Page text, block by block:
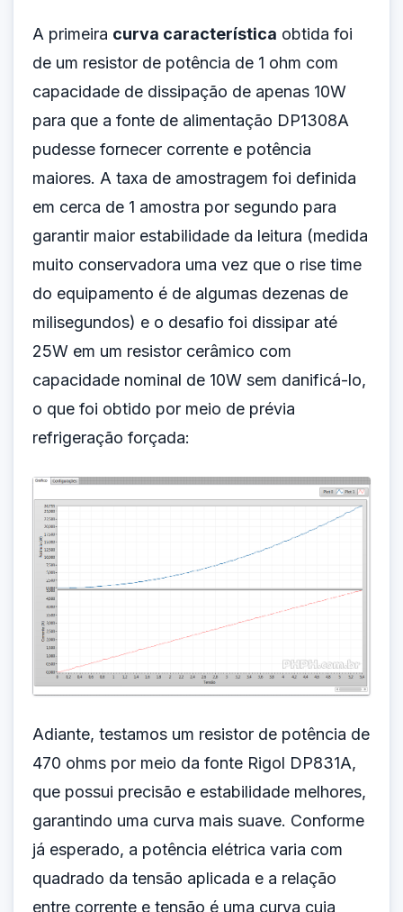
A primeira curva característica obtida foi
de um resistor de potência de 1 ohm com
capacidade de dissipação de apenas 10W
para que a fonte de alimentação DP1308A
pudesse fornecer corrente e potência
maiores. A taxa de amostragem foi definida
em cerca de 1 amostra por segundo para
garantir maior estabilidade da leitura (medida
muito conservadora uma vez que o rise time
do equipamento é de algumas dezenas de
milisegundos) e o desafio foi dissipar até
25W em um resistor cerâmico com
capacidade nominal de 10W sem danificá-lo,
o que foi obtido por meio de prévia
refrigeração forçada:
Adiante, testamos um resistor de potência de
470 ohms por meio da fonte Rigol DP831A,
que possui precisão e estabilidade melhores,
garantindo uma curva mais suave. Conforme
já esperado, a potência elétrica varia com
quadrado da tensão aplicada e a relação
entre corrente e tensão é uma curva cuja